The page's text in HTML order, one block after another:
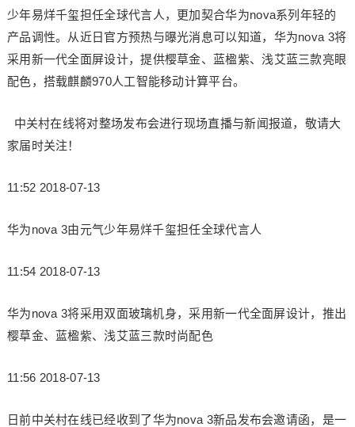
少年易烊千玺担任全球代言人，更加契合华为nova系列年轻的
产品调性。从近日官方预热与曝光消息可以知道，华为nova 3将
采用新一代全面屏设计，提供樱草金、蓝楹紫、浅艾蓝三款亮眼
配色，搭载麒麟970人工智能移动计算平台。
中关村在线将对整场发布会进行现场直播与新闻报道，敬请大
家届时关注！
11:52 2018-07-13
华为nova 3由元气少年易烊千玺担任全球代言人
11:54 2018-07-13
华为nova 3将采用双面玻璃机身，采用新一代全面屏设计，推出
樱草金、蓝楹紫、浅艾蓝三款时尚配色
11:56 2018-07-13
日前中关村在线已经收到了华为nova 3新品发布会邀请函，是一